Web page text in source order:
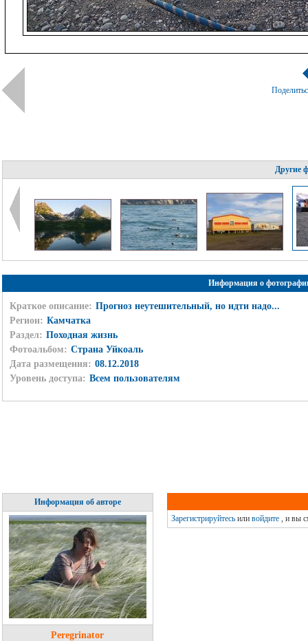
Другие
Информация о
Краткое описание: Прогноз неутешительный, но идти надо...
Регион: Камчатка
Раздел: Походная жизнь
Фотоальбом: Страна Уйкоаль
Дата размещения: 08.12.2018
Уровень доступа: Всем пользователям
Информация об авторе
Peregrinator
Зарегистрируйтесьили войдите, и вы